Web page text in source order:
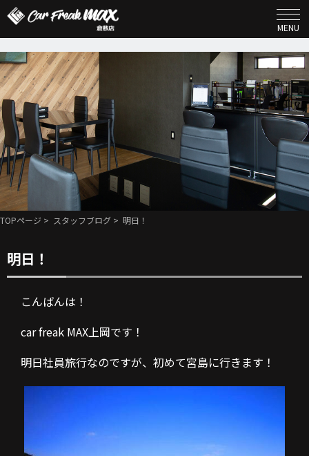
MENU
TOPページ > スタッフブログ > 明日！
明日！
こんばんは！
car freak MAX上岡です！
明日社員旅行なのですが、初めて宮島に行きます！